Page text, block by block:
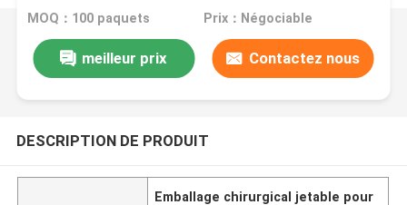
matériau
MOQ：100 paquets Prix：Négociable
meilleur prix Contactez nous
DESCRIPTION DE PRODUIT
Emballage chirurgical jetable pour